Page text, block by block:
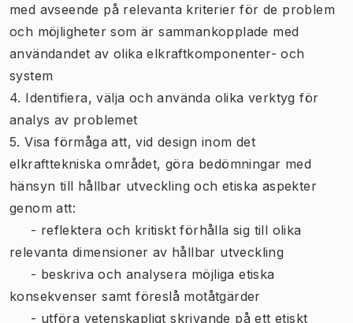
med avseende på relevanta kriterier för de problem
och möjligheter som är sammankopplade med
användandet av olika elkraftkomponenter- och
system
4. Identifiera, välja och använda olika verktyg för
analys av problemet
5. Visa förmåga att, vid design inom det
elkrafttekniska området, göra bedömningar med
hänsyn till hållbar utveckling och etiska aspekter
genom att:
- reflektera och kritiskt förhålla sig till olika
relevanta dimensioner av hållbar utveckling
- beskriva och analysera möjliga etiska
konsekvenser samt föreslå motåtgärder
- utföra vetenskapligt skrivande på ett etiskt